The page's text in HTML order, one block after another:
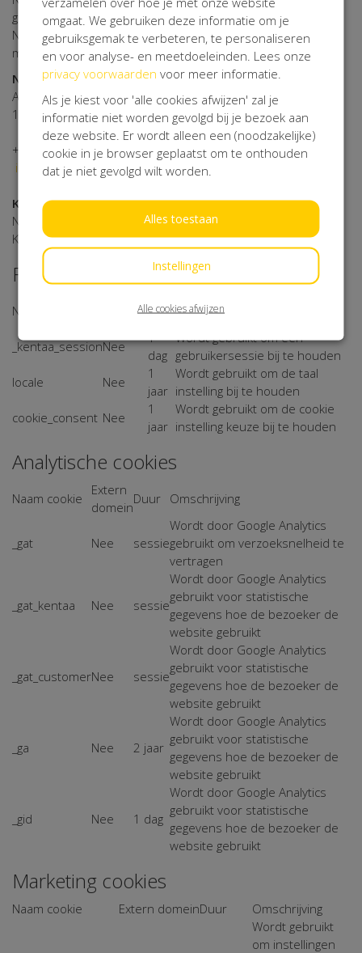
gehanteerde begrippen moeten worden uitgelegd als
Nederlandsrechtelijke begrippen en in overeenstemming
met de AVG.
Net4kids Aid Foundation
Amsteldijk Zuid 79B
1184 VE Amstelveen
+31 20 406 7550
info@net4kids.org
Kamer van Koophandel
Net4Kids Aid Foundation
KvK 34219530 / RSIN: 8154 56 608.
Functionele cookies
Naam cookie DuurOmschrijving
_kentaa_sessionNee
1
dag
Wordt gebruikt om een
gebruikersessie bij te houden
locale
Nee
1
jaar
Wordt gebruikt om de taal
instelling bij te houden
cookie_consent Nee
1
jaar
Wordt gebruikt om de cookie
instelling keuze bij te houden
Analytische cookies
Naam cookie
Extern
domein
Duur Omschrijving
_gat Nee sessie
Wordt door Google Analytics
gebruikt om verzoeksnelheid te
vertragen
_gat_kentaa Nee sessie
Wordt door Google Analytics
gebruikt voor statistische
gegevens hoe de bezoeker de
website gebruikt
_gat_customerNee sessie
Wordt door Google Analytics
gebruikt voor statistische
gegevens hoe de bezoeker de
website gebruikt
_ga Nee 2 jaar
Wordt door Google Analytics
gebruikt voor statistische
gegevens hoe de bezoeker de
website gebruikt
_gid Nee 1 dag
Wordt door Google Analytics
gebruikt voor statistische
gegevens hoe de bezoeker de
website gebruikt
Marketing cookies
Naam cookie Extern domeinDuur Omschrijving
Wordt gebruikt
om instellingen
omgaat. We gebruiken deze informatie om je
gebruiksgemak te verbeteren, te personaliseren
en voor analyse- en meetdoeleinden. Lees onze
privacy voorwaarden voor meer informatie.
Als je kiest voor 'alle cookies afwijzen' zal je
informatie niet worden gevolgd bij je bezoek aan
deze website. Er wordt alleen een (noodzakelijke)
cookie in je browser geplaatst om te onthouden
dat je niet gevolgd wilt worden.
Alles toestaan
Instellingen
Alle cookies afwijzen